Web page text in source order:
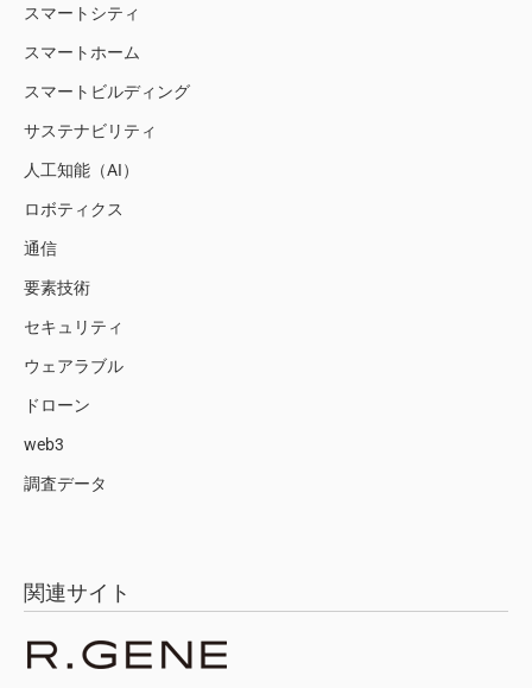
スマートシティ
スマートホーム
スマートビルディング
サステナビリティ
人工知能（AI）
ロボティクス
通信
要素技術
セキュリティ
ウェアラブル
ドローン
web3
調査データ
関連サイト